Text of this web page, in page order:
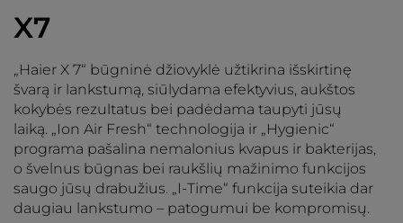
X7
„Haier X 7“ būgninė džiovyklė užtikrina išskirtinę
švarą ir lankstumą, siūlydama efektyvius, aukštos
kokybės rezultatus bei padėdama taupyti jūsų
laiką. „Ion Air Fresh“ technologija ir „Hygienic“
programa pašalina nemalonius kvapus ir bakterijas,
o švelnus būgnas bei raukšlių mažinimo funkcijos
saugo jūsų drabužius. „I-Time“ funkcija suteikia dar
daugiau lankstumo – patogumui be kompromisų.